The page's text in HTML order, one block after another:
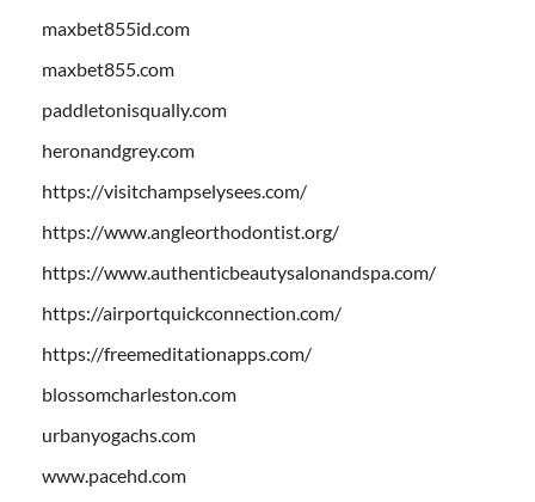
maxbet855id.com
maxbet855.com
paddletonisqually.com
heronandgrey.com
https://visitchampselysees.com/
https://www.angleorthodontist.org/
https://www.authenticbeautysalonandspa.com/
https://airportquickconnection.com/
https://freemeditationapps.com/
blossomcharleston.com
urbanyogachs.com
www.pacehd.com